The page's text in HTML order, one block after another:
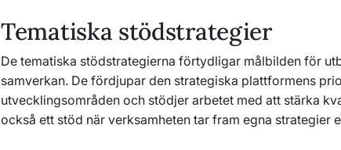
Tematiska stödstrategier
De tematiska stödstrategierna förtydligar målbilden för
samverkan. De fördjupar den strategiska plattformens
utvecklingsområden och stödjer arbetet med att stärka
också ett stöd när verksamheten tar fram egna strategier